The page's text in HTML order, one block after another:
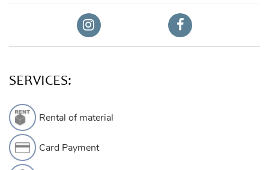
SERVICES:
Rental of material
Card Payment